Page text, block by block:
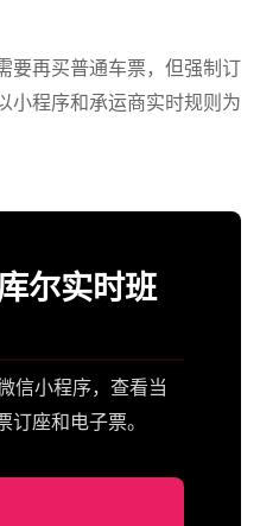
要再买普通车票，但强制订
小程序和承运商实时规则为
尔实时班
信小程序，查看当
座和电子票。